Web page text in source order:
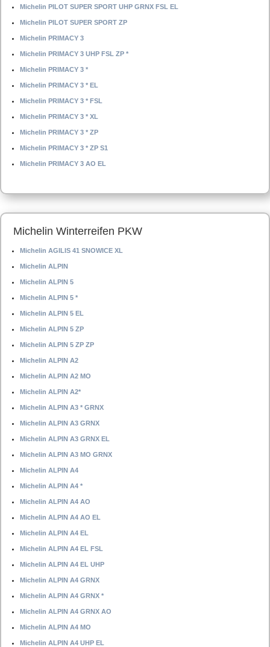
Michelin PILOT SUPER SPORT UHP GRNX FSL EL
Michelin PILOT SUPER SPORT ZP
Michelin PRIMACY 3
Michelin PRIMACY 3 UHP FSL ZP *
Michelin PRIMACY 3 *
Michelin PRIMACY 3 * EL
Michelin PRIMACY 3 * FSL
Michelin PRIMACY 3 * XL
Michelin PRIMACY 3 * ZP
Michelin PRIMACY 3 * ZP S1
Michelin PRIMACY 3 AO EL
Michelin Winterreifen PKW
Michelin AGILIS 41 SNOWICE XL
Michelin ALPIN
Michelin ALPIN 5
Michelin ALPIN 5 *
Michelin ALPIN 5 EL
Michelin ALPIN 5 ZP
Michelin ALPIN 5 ZP ZP
Michelin ALPIN A2
Michelin ALPIN A2 MO
Michelin ALPIN A2*
Michelin ALPIN A3 * GRNX
Michelin ALPIN A3 GRNX
Michelin ALPIN A3 GRNX EL
Michelin ALPIN A3 MO GRNX
Michelin ALPIN A4
Michelin ALPIN A4 *
Michelin ALPIN A4 AO
Michelin ALPIN A4 AO EL
Michelin ALPIN A4 EL
Michelin ALPIN A4 EL FSL
Michelin ALPIN A4 EL UHP
Michelin ALPIN A4 GRNX
Michelin ALPIN A4 GRNX *
Michelin ALPIN A4 GRNX AO
Michelin ALPIN A4 MO
Michelin ALPIN A4 UHP EL